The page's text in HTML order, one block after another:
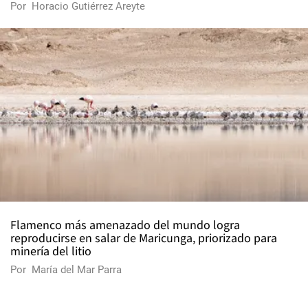
Por Horacio Gutiérrez Areyte
Flamenco más amenazado del mundo logra
reproducirse en salar de Maricunga, priorizado para
minería del litio
Por María del Mar Parra